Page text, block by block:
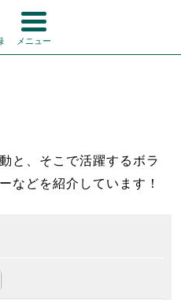
メニュー
と、そこで活躍するボラ
などを紹介しています！